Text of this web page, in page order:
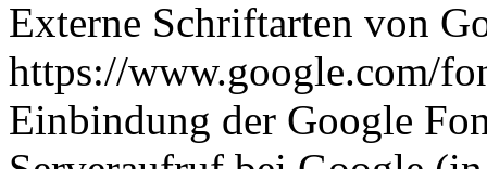
Externe Schriftarten von
https://www.google.com/
Einbindung der Google